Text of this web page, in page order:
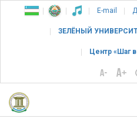
E-mail
ЗЕЛЁНЫЙ
Центр «Шаг